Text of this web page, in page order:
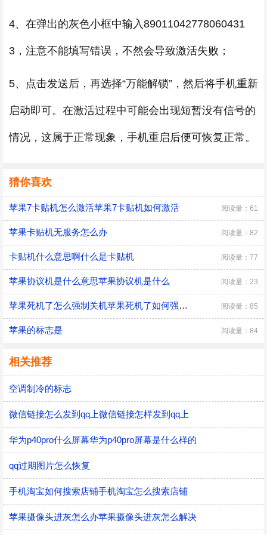
4、在弹出的灰色小框中输入89011042778060431
3，注意不能填写错误，不然会导致激活失败；
5、点击发送后，再选择“万能解锁”，然后将手机重新
启动即可。在激活过程中可能会出现短暂没有信号的
情况，这属于正常现象，手机重启后便可恢复正常。
猜你喜欢
苹果7卡贴机怎么激活苹果7卡贴机如何激活 阅读量：61
苹果卡贴机无服务怎么办 阅读量：82
卡贴机什么意思啊什么是卡贴机 阅读量：77
苹果协议机是什么意思苹果协议机是什么 阅读量：23
苹果死机了怎么强制关机苹果死机了如何强制关机 阅读量：85
苹果的标志是 阅读量：84
相关推荐
空调制冷的标志
微信链接怎么发到qq上微信链接怎样发到qq上
华为p40pro什么屏幕华为p40pro屏幕是什么样的
qq过期图片怎么恢复
手机淘宝如何搜索店铺手机淘宝怎么搜索店铺
苹果摄像头进灰怎么办苹果摄像头进灰怎么解决